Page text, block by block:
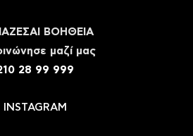
ΒΟΗΘΕΙΑ
μαζί μας
28 99 999
INSTAGRAM